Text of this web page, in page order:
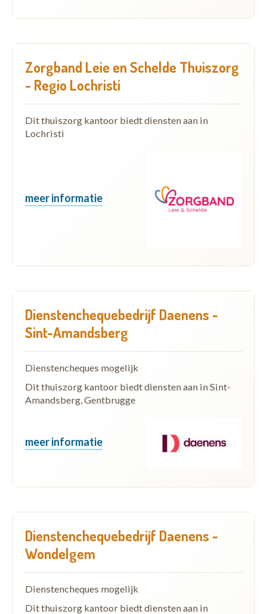
Zorgband Leie en Schelde Thuiszorg
- Regio Lochristi
Dit thuiszorg kantoor biedt diensten aan in
Lochristi
meer informatie
Dienstenchequebedrijf Daenens -
Sint-Amandsberg
Dienstencheques mogelijk
Dit thuiszorg kantoor biedt diensten aan in Sint-
Amandsberg, Gentbrugge
meer informatie
Dienstenchequebedrijf Daenens -
Wondelgem
Dienstencheques mogelijk
Dit thuiszorg kantoor biedt diensten aan in